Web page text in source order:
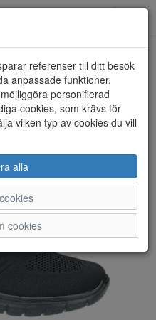
referenser till ditt besök
anpassade funktioner,
personifierad
cookies, som krävs för
vilken typ av cookies du vill
alla
cookies